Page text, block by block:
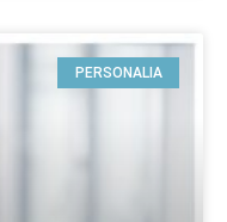
PERSONALIA